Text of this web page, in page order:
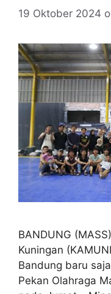
19 Oktober 2024
BANDUNG
Kuningan
Bandung baru
Pekan Olahraga